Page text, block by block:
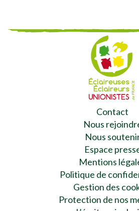
Contact
Nous
Nous
Espace
Mentions
Politique de
Gestion des
Protection de nos